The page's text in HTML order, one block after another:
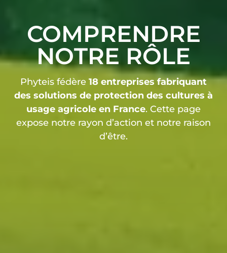
COMPRENDRE
NOTRE RÔLE
Phyteis fédère 18 entreprises fabriquant
des solutions de protection des cultures à
usage agricole en France. Cette page
expose notre rayon d’action et notre raison
d’être.